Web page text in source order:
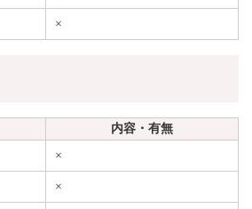
×
内容・有無
×
×